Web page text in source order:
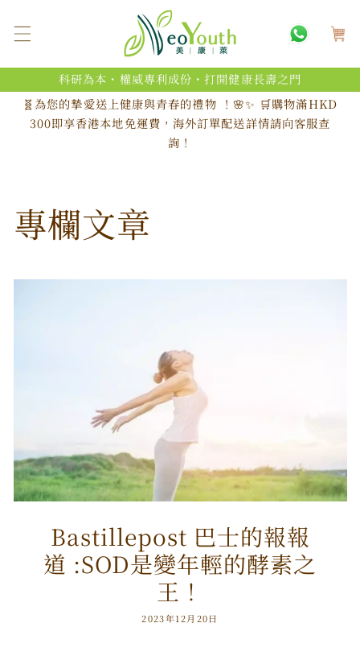
容
物
科研為本・權威專利成份・打開健康長壽之門
🧬為您的摯愛送上健康與青春的禮物 ！🌸✨ 🛒購物滿HKD
300即享香港本地免運費，海外訂單配送詳情請向客服查
詢！
專欄文章
Bastillepost 巴士的報報
道 :SOD是變年輕的酵素之
王！
2023年12月20日